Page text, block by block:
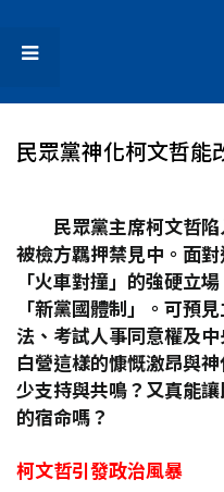
民眾黨神化柯文哲
民眾黨主席柯文哲
被檢方羈押禁見中。面
「火車對撞」的強硬立
「新黨國體制」。可預
法、考試人事同意權及
白營這樣的慷慨激昂與
少支持與共鳴？又真能
的宿命嗎？
柯文哲引發政治風暴